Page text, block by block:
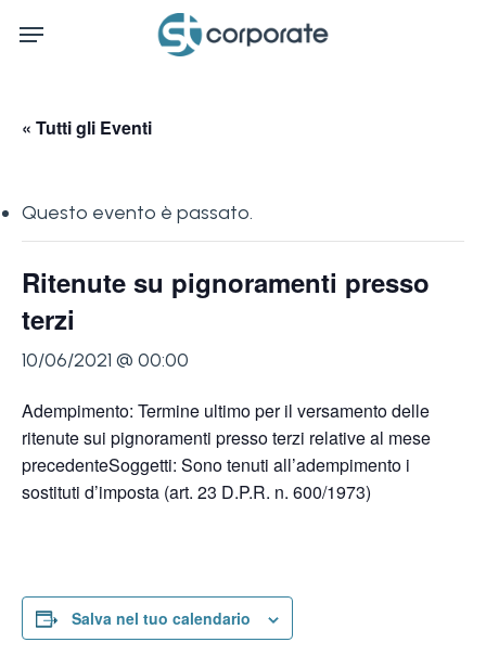
Menu
« Tutti gli Eventi
Questo evento è passato.
Ritenute su pignoramenti presso
terzi
10/06/2021 @ 00:00
Adempimento: Termine ultimo per il versamento delle
ritenute sui pignoramenti presso terzi relative al mese
precedenteSoggetti: Sono tenuti all’adempimento i
sostituti d’imposta (art. 23 D.P.R. n. 600/1973)
Salva nel tuo calendario